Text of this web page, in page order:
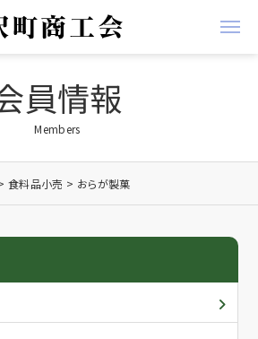
内
員情報
Members
食料品小売 おらが製菓